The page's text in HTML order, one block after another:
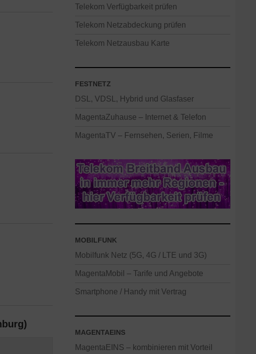
Telekom Verfügbarkeit prüfen
Telekom Netzabdeckung prüfen
Telekom Netzausbau Karte
FESTNETZ
DSL, VDSL, Hybrid und Glasfaser
MagentaZuhause – Internet & Telefon
MagentaTV – Fernsehen, Serien, Filme
MOBILFUNK
Mobilfunk Netz (5G, 4G / LTE und 3G)
MagentaMobil – Tarife und Angebote
Smartphone / Handy mit Vertrag
MAGENTAEINS
MagentaEINS – kombinieren mit Vorteil